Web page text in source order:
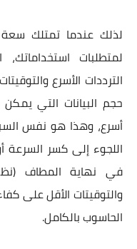
لذلك عندما تمتلك سعة
لمتطلبات
الترددات الأسرع
حجم البيانات التي
أسرع، وهذا هو نفس
في نهاية المطاف
والتوقيتات الأقل على
الحاسوب بالكامل.